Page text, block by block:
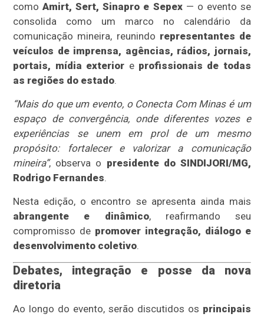
comoAmirt, Sert, Sinapro e Sepex— o evento se
consolida como um marco no calendário da
comunicação mineira, reunindo representantes de
veículos de imprensa, agências, rádios, jornais,
portais, mídia exterior e profissionais de todas
as regiões do estado.
“Mais do que um evento, o Conecta Com Minas é um
espaço de convergência, onde diferentes vozes e
experiências se unem em prol de um mesmo
propósito: fortalecer e valorizar a comunicação
mineira”, observa o presidente do SINDIJORI/MG,
Rodrigo Fernandes.
Nesta edição, o encontro se apresenta ainda mais
abrangente e dinâmico, reafirmando seu
compromisso de promover integração, diálogo e
desenvolvimento coletivo.
Debates, integração e posse da nova
diretoria
Ao longo do evento, serão discutidos os principais